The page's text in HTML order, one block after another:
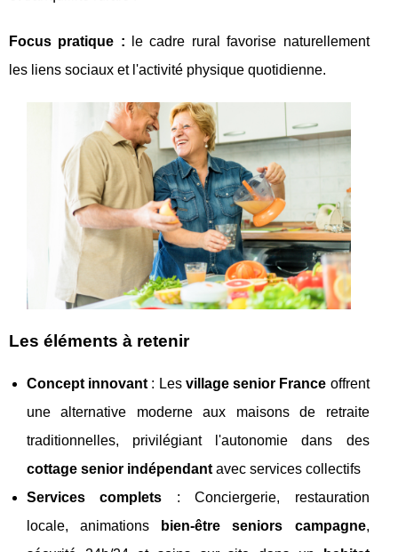
Focus pratique : le cadre rural favorise naturellement
les liens sociaux et l'activité physique quotidienne.
Les éléments à retenir
Concept innovant : Les village senior France offrent
une alternative moderne aux maisons de retraite
traditionnelles, privilégiant l'autonomie dans des
cottage senior indépendant avec services collectifs
Services complets : Conciergerie, restauration
locale, animations
bien-être seniors campagne,